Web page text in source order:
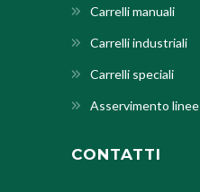
Carrelli manuali
Carrelli industriali
Carrelli speciali
Asservimento linee
CONTATTI